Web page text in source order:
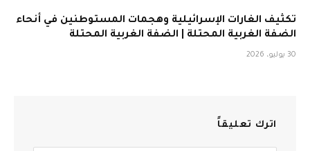
تكثيف الغارات الإسرائيلية وهجمات المستوطنين في أنحاء
الضفة الغربية المحتلة | الضفة الغربية المحتلة
30 يوليو، 2026
اترك تعليقاً